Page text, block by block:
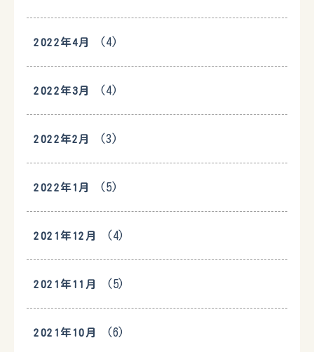
2022年4月 (4)
2022年3月 (4)
2022年2月 (3)
2022年1月 (5)
2021年12月 (4)
2021年11月 (5)
2021年10月 (6)